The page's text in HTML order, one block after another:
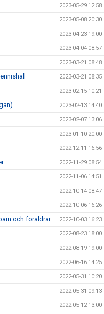
2023-05-29 12:58
2023-05-08 20:30
2023-04-23 19:00
2023-04-04 08:57
2023-03-21 08:48
2023-03-21 08:35
2023-02-15 10:21
2023-02-13 14:40
2023-02-07 13:06
2023-01-10 20:00
2022-12-11 16:56
2022-11-29 08:54
2022-11-06 14:51
2022-10-14 08:47
2022-10-06 16:26
och föräldrar 2022-10-03 16:23
2022-08-23 18:00
2022-08-19 19:00
2022-06-16 14:25
2022-05-31 10:20
2022-05-31 09:13
2022-05-12 13:00